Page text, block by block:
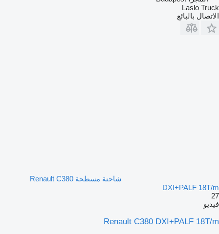
Laslo Truck
الاتصال بالبائع
شاحنة مسطحة Renault C380
DXI+PALF 18T/m
27
فيديو
Renault C380 DXI+PALF 18T/m